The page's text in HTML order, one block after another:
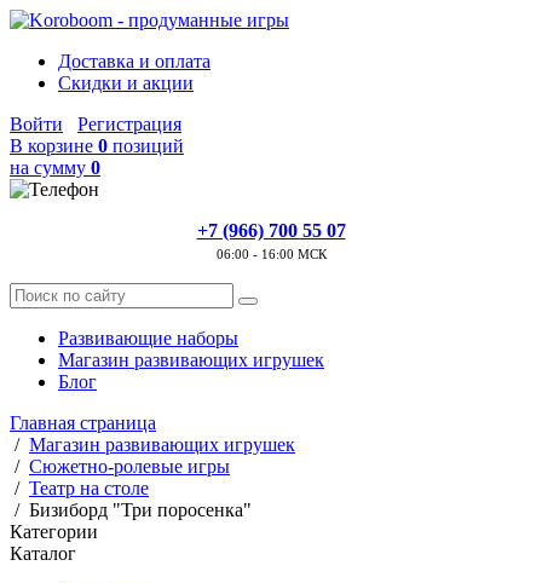
Доставка и оплата
Скидки и акции
Войти
Регистрация
В корзине 0 позиций
на сумму 0
+7 (966) 700 55 07
06:00 - 16:00 МСК
Развивающие наборы
Магазин развивающих игрушек
Блог
Главная страница
/ Магазин развивающих игрушек
/ Сюжетно-ролевые игры
/ Театр на столе
/ Бизиборд "Три поросенка"
Категории
Каталог